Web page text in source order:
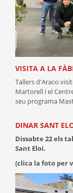
VISITA A LA
Tallers d'Araco
Martorell i el
seu programa
DINAR SANT
Dissabte 22 els
Sant Eloi.
(clica la foto per